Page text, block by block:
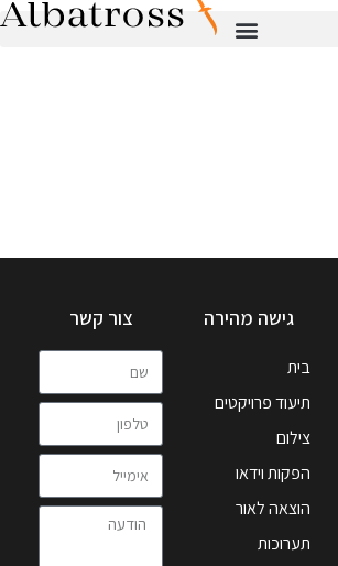
גישה מהירה
בית
תיעוד פרויקטים
צילום
הפקות וידאו
הוצאה לאור
תערוכות
צור קשר